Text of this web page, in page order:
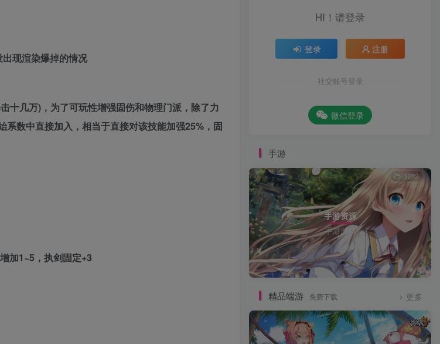
现渲染爆掉的情况
十几万)，为了可玩性增强固伤和物理门派，除了力
数中直接加入，相当于直接对该技能加强25%，固
加1~5，执剑固定+3
HI！请登录
登录 注册
社交账号登录
微信登录
手游
手游资源
手游源码
1282
精品端游 免费下载 更多